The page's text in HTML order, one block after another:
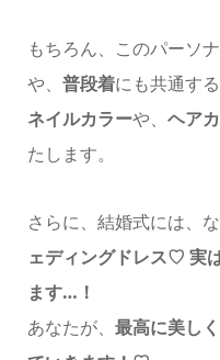
もちろん、このパーソナ
や、 普段着にも共通す
ネイルカラーや、 ヘア
たします。
さらに、結婚式には、
ェディングドレス♡ 実
ます…！
あなたが、 最高に美し